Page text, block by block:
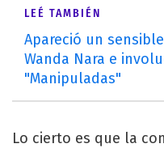
LEÉ TAMBIÉN
Apareció un
Wanda Nara e
"Manipuladas"
Lo cierto es que la